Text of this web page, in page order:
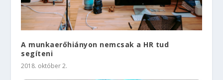
A munkaerőhiányon nemcsak a HR tud
segíteni
2018. október 2.